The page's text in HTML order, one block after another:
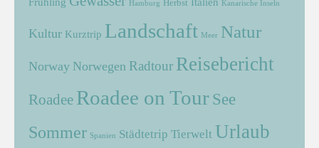
Hamburg Herbst Kanarische Inseln
Kultur Kurztrip Landschaft Meer Natur
Norway Norwegen Radtour Reisebericht
Roadee Roadee on Tour See
Sommer Spanien Städtetrip Tierwelt Urlaub